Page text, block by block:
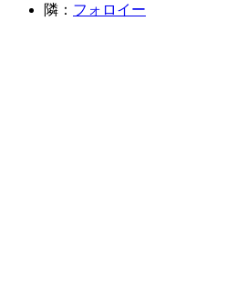
隣： フォロイー